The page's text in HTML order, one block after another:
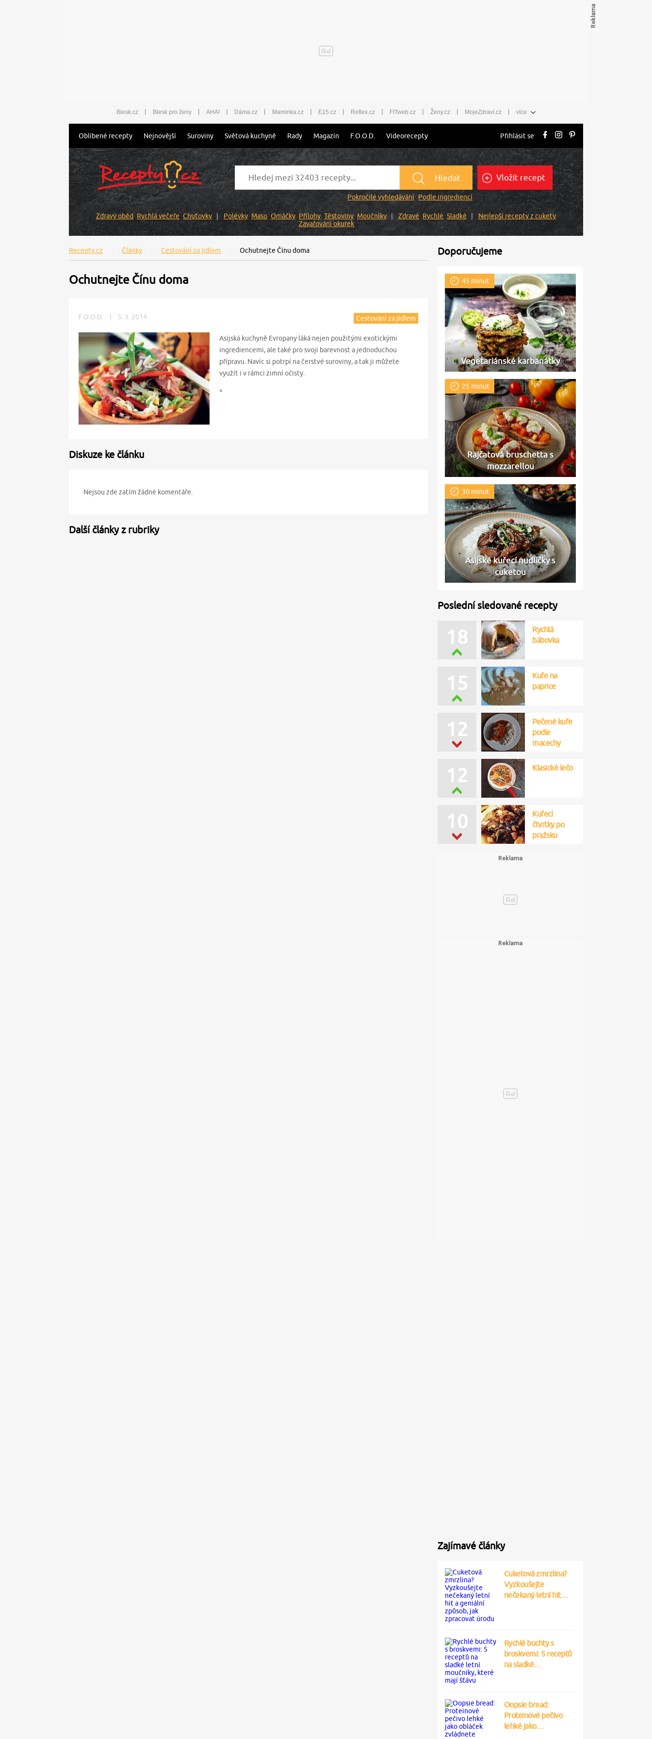
Blesk.cz | Blesk pro ženy | AHA! | Dáma.cz | Maminka.cz | E15.cz | Reflex.cz | FITweb.cz | Ženy.cz | MojeZdraví.cz | více
Oblíbené recepty Nejnovější Suroviny Světová kuchyně Rady Magazín F.O.O.D. Videorecepty Přihlásit se
Hledat
Pokročilé vyhledávání Podle ingrediencí
Vložit recept
Zdravý oběd Rychlá večeře Chuťovky Polévky Maso Omáčky Přílohy Těstoviny Moučníky Zdravé Rychlé Sladké
Nejlepší recepty z cukety
Zavařování okurek
Recepty.cz Články Cestování za jídlem Ochutnejte Čínu doma
Ochutnejte Čínu doma
F.O.O.D. 5. 3. 2014 Cestování za jídlem
Asijská kuchyně Evropany láká nejen použitými exotickými
ingrediencemi, ale také pro svoji barevnost a jednoduchou
přípravu. Navíc si potrpí na čerstvé suroviny, a tak ji můžete
využít i v rámci zimní očisty.
*
Diskuze ke článku
Nejsou zde zatím žádné komentáře.
Další články z rubriky
Doporučujeme
45 minut
Vegetariánské karbanátky
25 minut
Rajčatová bruschetta s
mozzarellou
30 minut
Asijské kuřecí nudličky s
cuketou
Poslední sledované recepty
18
Rychlá
bábovka
12
Pečené kuře
podle
macechy
15
Kuře na
paprice
12 Klasické lečo
10
Kuřecí
čtvrtky po
pražsku
Zajímavé články
Cuketová zmrzlina?
Vyzkoušejte
nečekaný letní hit…
Rychlé buchty s
broskvemi: 5 receptů
na sladké…
Oopsie bread:
Proteinové pečivo
lehké jako…